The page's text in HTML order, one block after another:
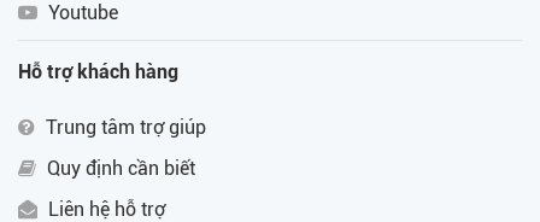
Youtube
Hỗ trợ khách hàng
Trung tâm trợ giúp
Quy định cần biết
Liên hệ hỗ trợ